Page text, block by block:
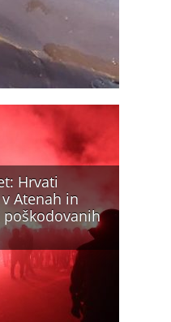
Hrvati
Atenah in